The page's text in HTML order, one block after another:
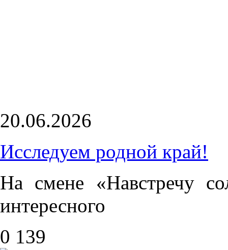
20.06.2026
Исследуем родной край!
На смене «Навстречу
интересного
0 139